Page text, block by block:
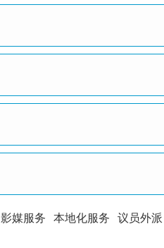
影媒服务 本地化服务 议员外派